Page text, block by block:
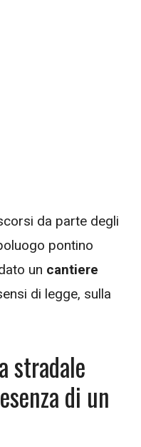
da parte degli
pontino
un cantiere
di legge, sulla
stradale
di un